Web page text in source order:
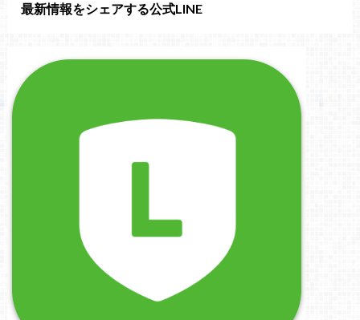
最新情報をシェアする公式LINE